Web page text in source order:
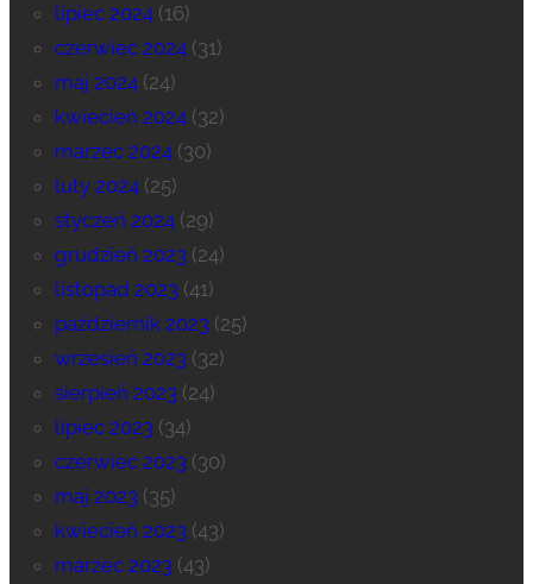
lipiec 2024(16)
czerwiec 2024(31)
maj 2024(24)
kwiecień 2024(32)
marzec 2024(30)
luty 2024(25)
styczeń 2024(29)
grudzień 2023(24)
listopad 2023(41)
październik 2023(25)
wrzesień 2023(32)
sierpień 2023(24)
lipiec 2023(34)
czerwiec 2023(30)
maj 2023(35)
kwiecień 2023(43)
marzec 2023(43)